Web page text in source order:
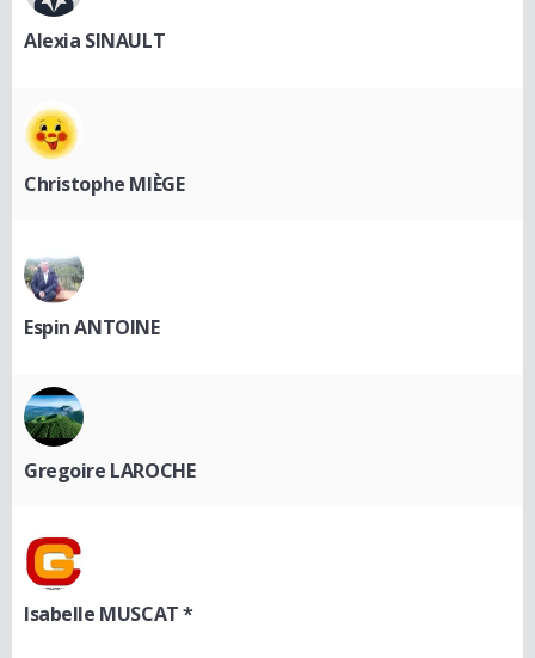
Alexia SINAULT
Christophe MIÈGE
Espin ANTOINE
Gregoire LAROCHE
Isabelle MUSCAT *